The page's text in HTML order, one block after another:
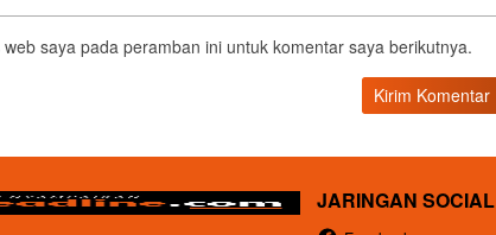
saya pada peramban ini untuk komentar saya berikutnya.
JARINGAN SOCIAL